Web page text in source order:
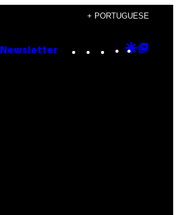
+ PORTUGUESE
Newsletter Instagram
TikTok
YouTube
Google